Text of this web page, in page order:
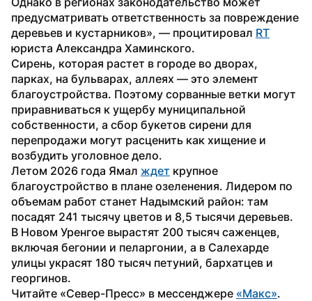
предусматривать ответственность за повреждение
деревьев и кустарников», — процитировал RT
юриста Александра Хаминского.
Сирень, которая растет в городе во дворах,
парках, на бульварах, аллеях — это элемент
благоустройства. Поэтому сорванные ветки могут
приравниваться к ущербу муниципальной
собственности, а сбор букетов сирени для
перепродажи могут расценить как хищение и
возбудить уголовное дело.
Летом 2026 года Ямал ждет крупное
благоустройство в плане озеленения. Лидером по
объемам работ станет Надымский район: там
посадят 241 тысячу цветов и 8,5 тысячи деревьев.
В Новом Уренгое вырастят 200 тысяч саженцев,
включая бегонии и пеларгонии, а в Салехарде
улицы украсят 180 тысяч петуний, бархатцев и
георгинов.
Читайте «Север-Пресс» в мессенджере «Макс».